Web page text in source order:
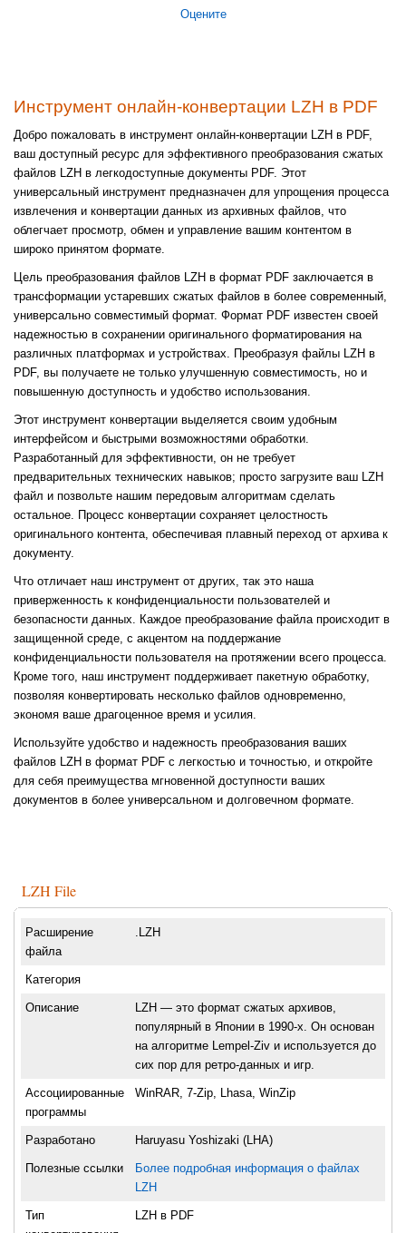
Оцените
Инструмент онлайн-конвертации LZH в PDF
Добро пожаловать в инструмент онлайн-конвертации LZH в PDF,
ваш доступный ресурс для эффективного преобразования сжатых
файлов LZH в легкодоступные документы PDF. Этот
универсальный инструмент предназначен для упрощения процесса
извлечения и конвертации данных из архивных файлов, что
облегчает просмотр, обмен и управление вашим контентом в
широко принятом формате.
Цель преобразования файлов LZH в формат PDF заключается в
трансформации устаревших сжатых файлов в более современный,
универсально совместимый формат. Формат PDF известен своей
надежностью в сохранении оригинального форматирования на
различных платформах и устройствах. Преобразуя файлы LZH в
PDF, вы получаете не только улучшенную совместимость, но и
повышенную доступность и удобство использования.
Этот инструмент конвертации выделяется своим удобным
интерфейсом и быстрыми возможностями обработки.
Разработанный для эффективности, он не требует
предварительных технических навыков; просто загрузите ваш LZH
файл и позвольте нашим передовым алгоритмам сделать
остальное. Процесс конвертации сохраняет целостность
оригинального контента, обеспечивая плавный переход от архива к
документу.
Что отличает наш инструмент от других, так это наша
приверженность к конфиденциальности пользователей и
безопасности данных. Каждое преобразование файла происходит в
защищенной среде, с акцентом на поддержание
конфиденциальности пользователя на протяжении всего процесса.
Кроме того, наш инструмент поддерживает пакетную обработку,
позволяя конвертировать несколько файлов одновременно,
экономя ваше драгоценное время и усилия.
Используйте удобство и надежность преобразования ваших
файлов LZH в формат PDF с легкостью и точностью, и откройте
для себя преимущества мгновенной доступности ваших
документов в более универсальном и долговечном формате.
LZH File
Расширение
файла
.LZH
Категория
Описание
LZH — это формат сжатых архивов,
популярный в Японии в 1990-х. Он основан
на алгоритме Lempel-Ziv и используется до
сих пор для ретро-данных и игр.
Ассоциированные
программы
WinRAR, 7-Zip, Lhasa, WinZip
Разработано Haruyasu Yoshizaki (LHA)
Полезные ссылки
Более подробная информация о файлах
LZH
Тип
LZH в PDF